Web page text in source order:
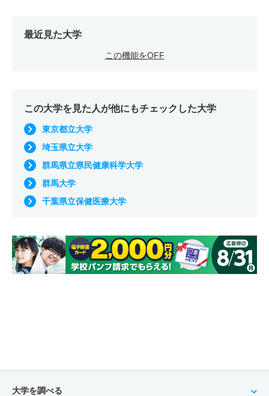
最近見た大学
この機能をOFF
この大学を見た人が他にもチェックした大学
東京都立大学
埼玉県立大学
群馬県立県民健康科学大学
群馬大学
千葉県立保健医療大学
大学を調べる